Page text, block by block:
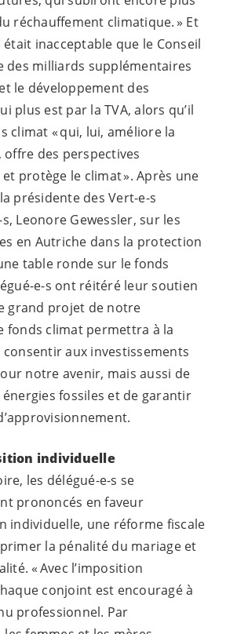
réchauffement climatique. » Et
était inacceptable que le Conseil
des milliards supplémentaires
le développement des
plus est par la TVA, alors qu’il
climat « qui, lui, améliore la
offre des perspectives
protège le climat ». Après une
présidente des Vert-e-s
, Leonore Gewessler, sur les
en Autriche dans la protection
table ronde sur le fonds
e-s ont réitéré leur soutien
grand projet de notre
fonds climat permettra à la
consentir aux investissements
notre avenir, mais aussi de
fossiles et de garantir
individuelle
les délégué-e-s se
prononcés en faveur
individuelle, une réforme fiscale
la pénalité du mariage et
« Avec l’imposition
conjoint est encouragé à
professionnel. Par